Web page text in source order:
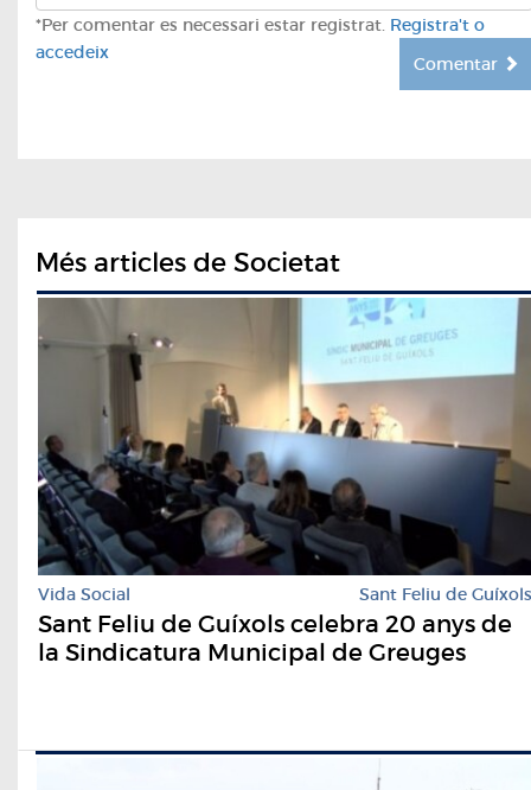
*Per comentar es necessari estar registrat. Registra't o
accedeix
Comentar
Més articles de Societat
Vida Social Sant Feliu de Guíxols
Sant Feliu de Guíxols celebra 20 anys de
la Sindicatura Municipal de Greuges